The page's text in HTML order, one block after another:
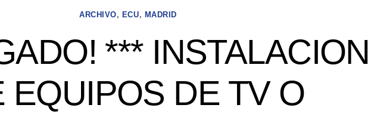
ARCHIVO, ECU, MADRID
*** INSTALACION
EQUIPOS DE TV O